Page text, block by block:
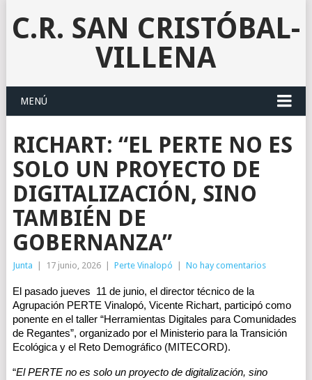
C.R. SAN CRISTÓBAL-
VILLENA
MENÚ
RICHART: “EL PERTE NO ES
SOLO UN PROYECTO DE
DIGITALIZACIÓN, SINO
TAMBIÉN DE
GOBERNANZA”
Junta 17 junio, 2026 Perte Vinalopó No hay comentarios
El pasado jueves  11 de junio, el director técnico de la
Agrupación PERTE Vinalopó, Vicente Richart, participó como
ponente en el taller “Herramientas Digitales para Comunidades
de Regantes”, organizado por el Ministerio para la Transición
Ecológica y el Reto Demográfico (MITECORD).
“El PERTE no es solo un proyecto de digitalización, sino